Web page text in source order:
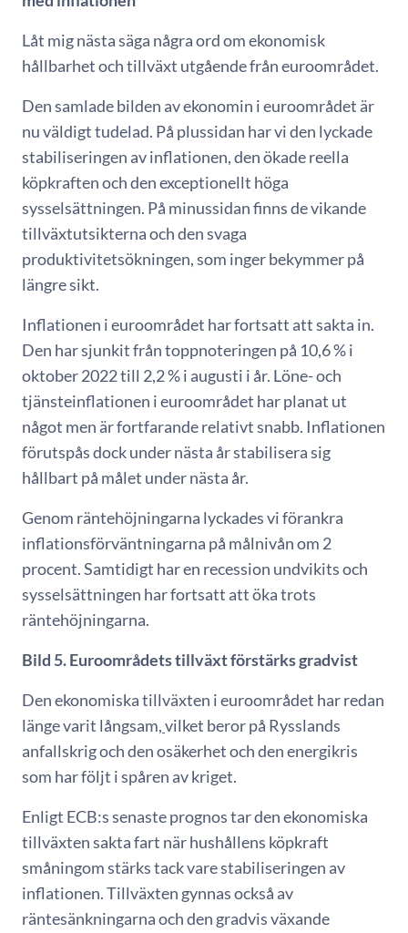
Låt mig nästa säga några ord om ekonomisk
hållbarhet och tillväxt utgående från euroområdet.
Den samlade bilden av ekonomin i euroområdet är
nu väldigt tudelad. På plussidan har vi den lyckade
stabiliseringen av inflationen, den ökade reella
köpkraften och den exceptionellt höga
sysselsättningen. På minussidan finns de vikande
tillväxtutsikterna och den svaga
produktivitetsökningen, som inger bekymmer på
längre sikt.
Inflationen i euroområdet har fortsatt att sakta in.
Den har sjunkit från toppnoteringen på 10,6 % i
oktober 2022 till 2,2 % i augusti i år. Löne- och
tjänsteinflationen i euroområdet har planat ut
något men är fortfarande relativt snabb. Inflationen
förutspås dock under nästa år stabilisera sig
hållbart på målet under nästa år.
Genom räntehöjningarna lyckades vi förankra
inflationsförväntningarna på målnivån om 2
procent. Samtidigt har en recession undvikits och
sysselsättningen har fortsatt att öka trots
räntehöjningarna.
Bild 5. Euroområdets tillväxt förstärks gradvist
Den ekonomiska tillväxten i euroområdet har redan
länge varit långsam,vilket beror på Rysslands
anfallskrig och den osäkerhet och den energikris
som har följt i spåren av kriget.
Enligt ECB:s senaste prognos tar den ekonomiska
tillväxten sakta fart när hushållens köpkraft
småningom stärks tack vare stabiliseringen av
inflationen. Tillväxten gynnas också av
räntesänkningarna och den gradvis växande